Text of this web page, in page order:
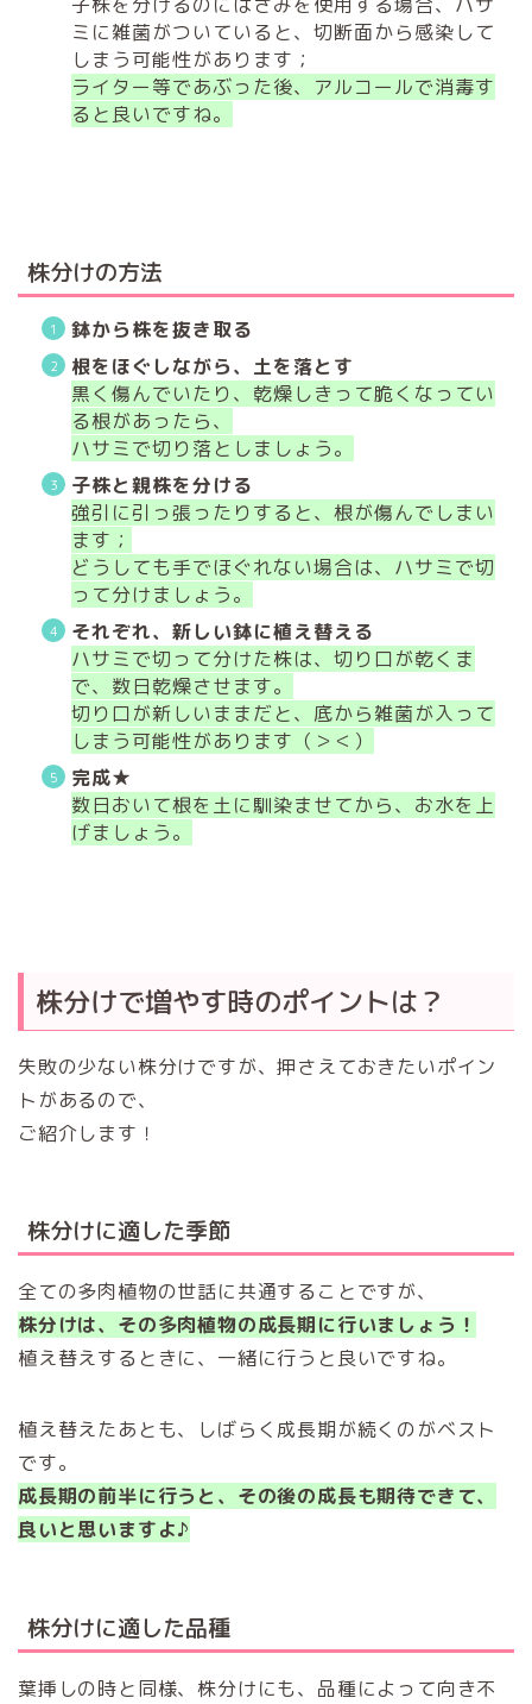
ミに雑菌がついていると、切断面から感染して
しまう可能性があります；
ライター等であぶった後、アルコールで消毒す
ると良いですね。
株分けの方法
鉢から株を抜き取る
根をほぐしながら、土を落とす
黒く傷んでいたり、乾燥しきって脆くなってい
る根があったら、
ハサミで切り落としましょう。
子株と親株を分ける
強引に引っ張ったりすると、根が傷んでしまい
ます；
どうしても手でほぐれない場合は、ハサミで切
って分けましょう。
それぞれ、新しい鉢に植え替える
ハサミで切って分けた株は、切り口が乾くま
で、数日乾燥させます。
切り口が新しいままだと、底から雑菌が入って
しまう可能性があります（＞＜）
完成★
数日おいて根を土に馴染ませてから、お水を上
げましょう。
株分けで増やす時のポイントは？
失敗の少ない株分けですが、押さえておきたいポイン
トがあるので、
ご紹介します！
株分けに適した季節
全ての多肉植物の世話に共通することですが、
株分けは、その多肉植物の成長期に行いましょう！
植え替えするときに、一緒に行うと良いですね。
植え替えたあとも、しばらく成長期が続くのがベスト
です。
成長期の前半に行うと、その後の成長も期待できて、
良いと思いますよ♪
株分けに適した品種
葉挿しの時と同様、株分けにも、品種によって向き不